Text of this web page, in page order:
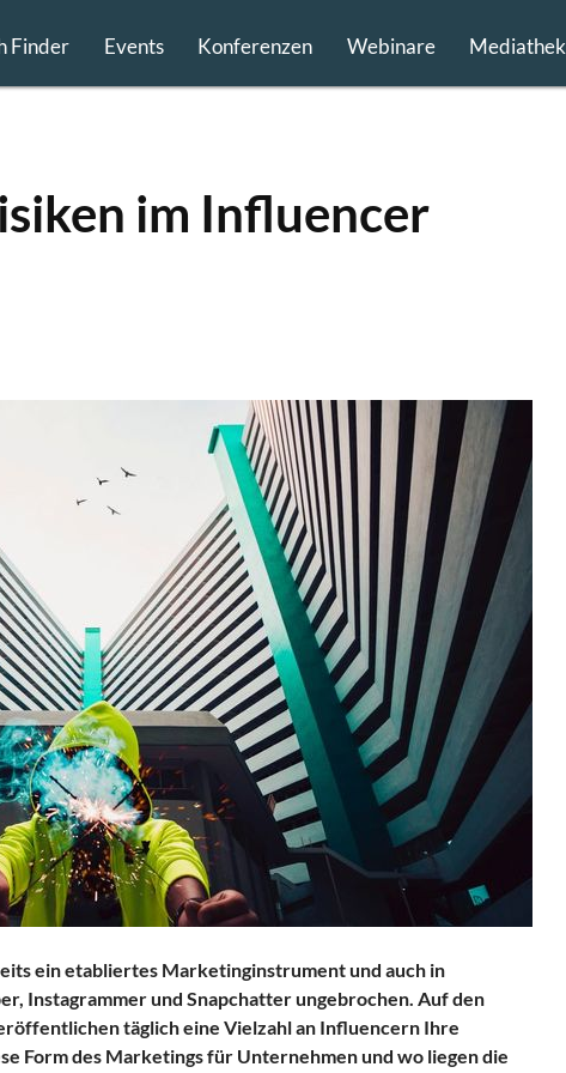
Finder Events Konferenzen Webinare Mediathek
im Influencer
ein etabliertes Marketinginstrument und auch in
Instagrammer und Snapchatter ungebrochen. Auf den
täglich eine Vielzahl an Influencern Ihre
Form des Marketings für Unternehmen und wo liegen die